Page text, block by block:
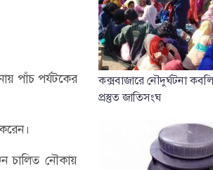
পাঁচ পর্যটকের
চালিত নৌকায়
কক্সবাজারে নৌদুর্ঘটনা
প্রস্তুত জাতিসংঘ